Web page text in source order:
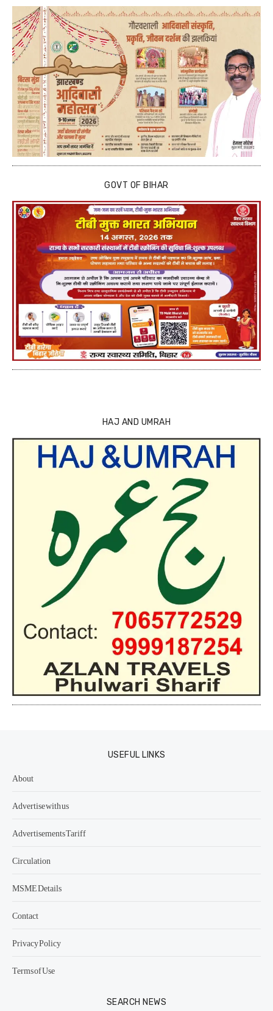
GOVT OF BIHAR
HAJ AND UMRAH
USEFUL LINKS
About
Advertise with us
Advertisements Tariff
Circulation
MSME Details
Contact
Privacy Policy
Terms of Use
SEARCH NEWS